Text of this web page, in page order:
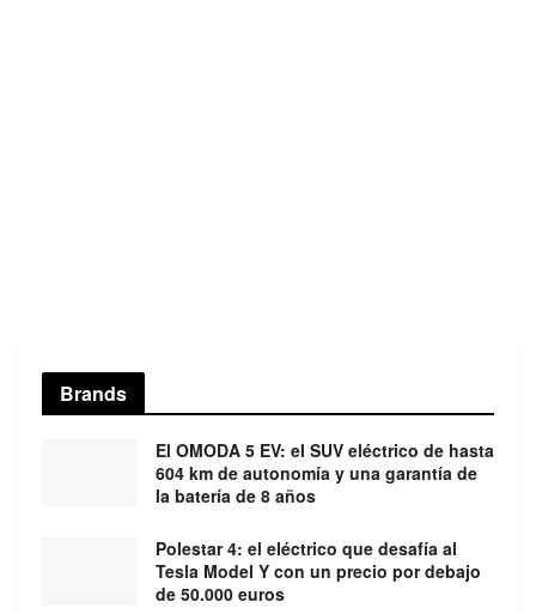
Brands
El OMODA 5 EV: el SUV eléctrico de hasta
604 km de autonomía y una garantía de
la batería de 8 años
Polestar 4: el eléctrico que desafía al
Tesla Model Y con un precio por debajo
de 50.000 euros